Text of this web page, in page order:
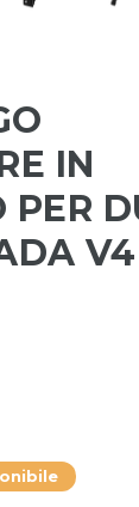
IN
PER